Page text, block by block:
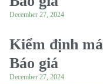
December 27, 2024
Kiểm định
Báo giá
December 27, 2024